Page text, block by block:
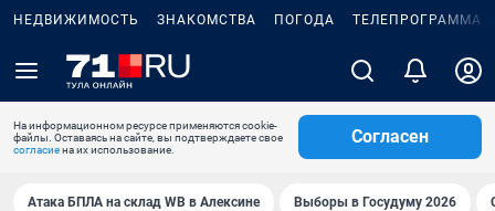
НЕДВИЖИМОСТЬ ЗНАКОМСТВА ПОГОДА ТЕЛЕПРОГРАММА
На информационном ресурсе применяются cookie-
файлы. Оставаясь на сайте, вы подтверждаете свое
согласиена их использование.
Согласен
Атака БПЛА на склад WB в Алексине Выборы в Госудуму 2026